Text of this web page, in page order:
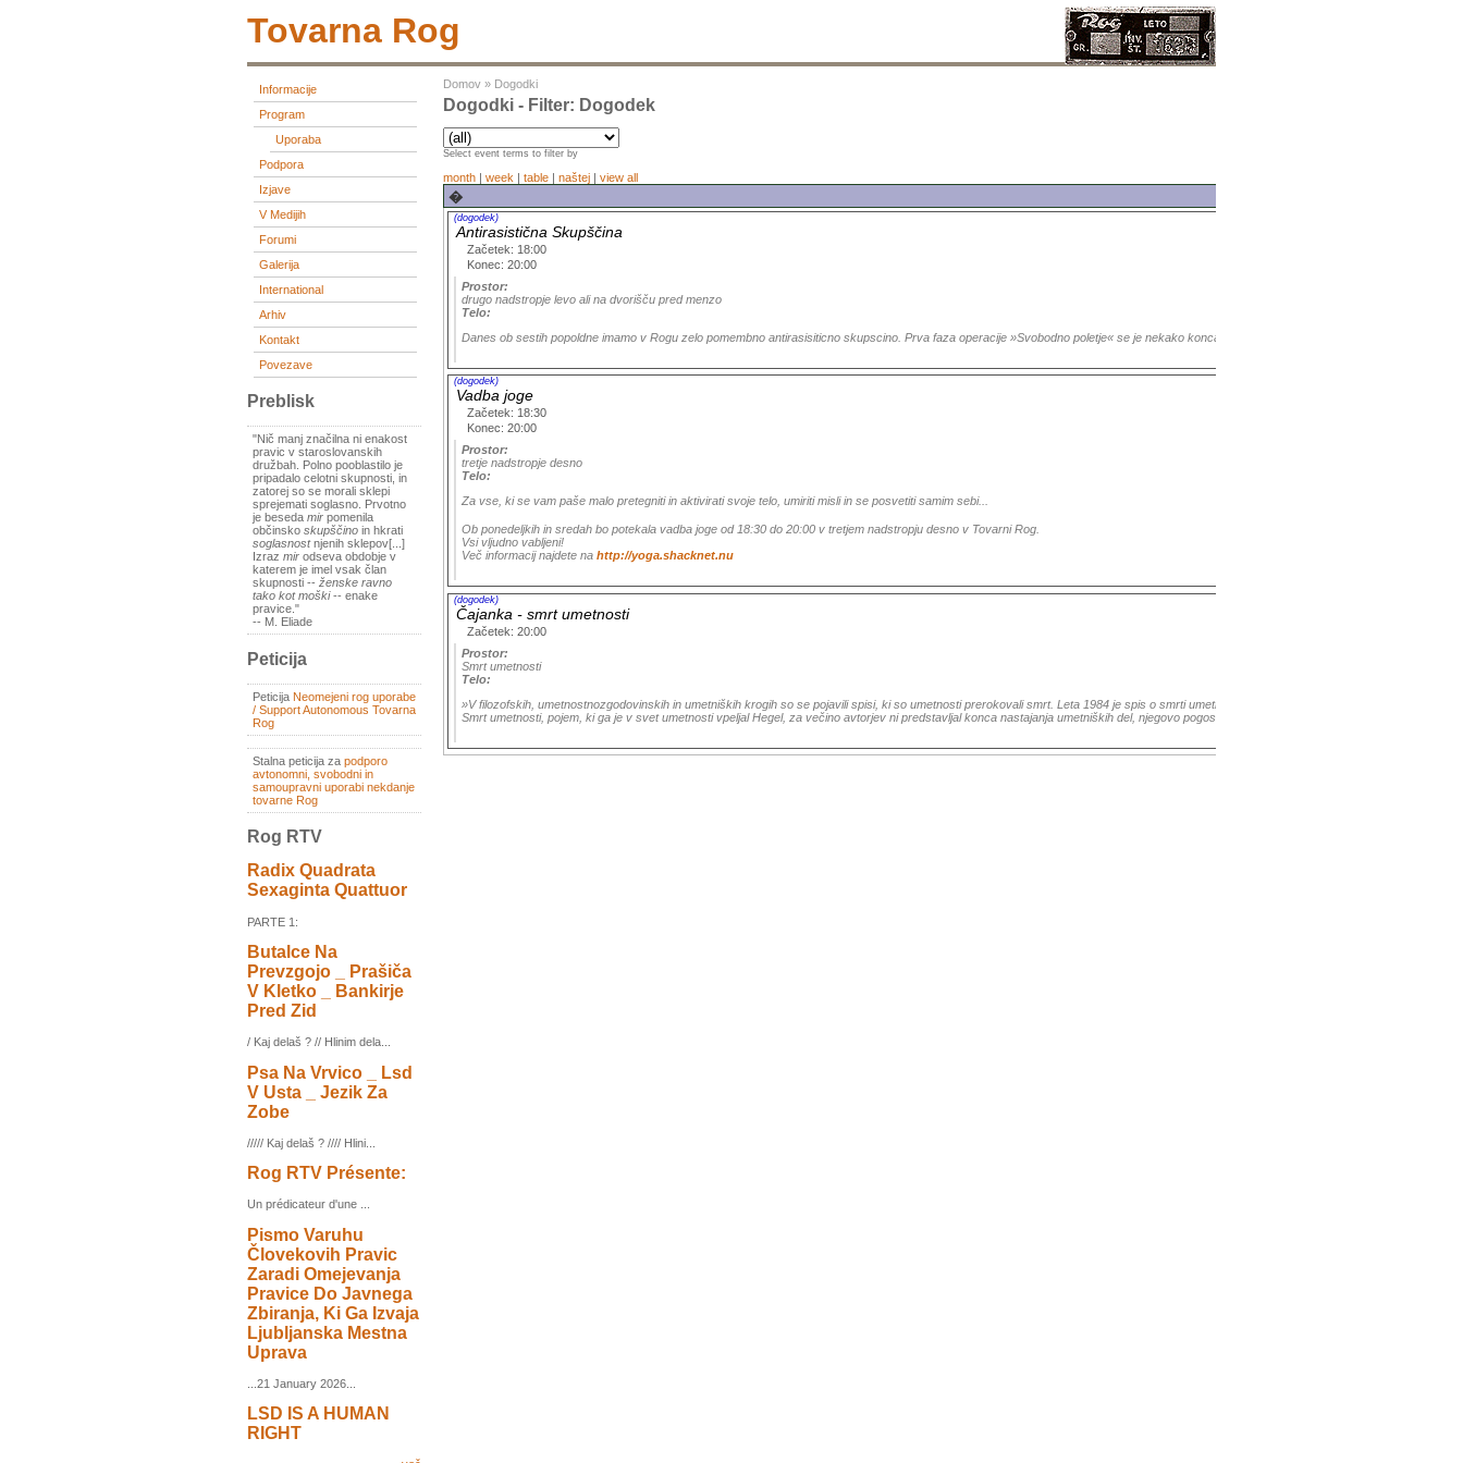
Tovarna Rog
Informacije
Program
Uporaba
Podpora
Izjave
V Medijih
Forumi
Galerija
International
Arhiv
Kontakt
Povezave
Preblisk
"Nič manj značilna ni enakost
pravic v staroslovanskih
družbah. Polno pooblastilo je
pripadalo celotni skupnosti, in
zatorej so se morali sklepi
sprejemati soglasno. Prvotno
je beseda mir pomenila
občinsko skupščino in hkrati
soglasnostnjenih sklepov[...]
Izraz mir odseva obdobje v
katerem je imel vsak član
skupnosti -- ženske ravno
tako kot moški-- enake
pravice."
-- M. Eliade
Peticija
Peticija Neomejeni rog uporabe
/ Support Autonomous Tovarna
Rog
Stalna peticija za podporo
avtonomni, svobodni in
samoupravni uporabi nekdanje
tovarne Rog
Rog RTV
Radix Quadrata
Sexaginta Quattuor
PARTE 1:
Butalce Na
Prevzgojo _ Prašiča
V Kletko _ Bankirje
Pred Zid
/ Kaj delaš ? // Hlinim dela...
Psa Na Vrvico _ Lsd
V Usta _ Jezik Za
Zobe
///// Kaj delaš ? //// Hlini...
Rog RTV Présente:
Un prédicateur d'une ...
Pismo Varuhu
Človekovih Pravic
Zaradi Omejevanja
Pravice Do Javnega
Zbiranja, Ki Ga Izvaja
Ljubljanska Mestna
Uprava
...21 January 2026...
LSD IS A HUMAN
RIGHT
Domov » Dogodki
Dogodki - Filter: Dogodek
Select event terms to filter by
month | week | table | naštej | view all
�
(dogodek)
Antirasistična Skupščina
Začetek: 18:00
Konec: 20:00
Prostor:
drugo nadstropje levo ali na dvorišču pred menzo
Telo:
Danes ob sestih popoldne imamo v Rogu zelo pomembno antirasisiticno skupscino. Prva faza operacije »Svobodno poletje« se je nekako koncala. Uspeli smo osvoboditi dva zaprta. Sedaj
(dogodek)
Vadba joge
Začetek: 18:30
Konec: 20:00
Prostor:
tretje nadstropje desno
Telo:
Za vse, ki se vam paše malo pretegniti in aktivirati svoje telo, umiriti misli in se posvetiti samim sebi...
Ob ponedeljkih in sredah bo potekala vadba joge od 18:30 do 20:00 v tretjem nadstropju desno v Tovarni Rog.
Vsi vljudno vabljeni!
Več informacij najdete na http://yoga.shacknet.nu
(dogodek)
Čajanka - smrt umetnosti
Začetek: 20:00
Prostor:
Smrt umetnosti
Telo:
»V filozofskih, umetnostnozgodovinskih in umetniških krogih so se pojavili spisi, ki so umetnosti prerokovali smrt. Leta 1984 je spis o smrti umetnosti izdal Arthur C. Danto in svoje
Smrt umetnosti, pojem, ki ga je v svet umetnosti vpeljal Hegel, za večino avtorjev ni predstavljal konca nastajanja umetniških del, njegovo pogosto pojavljanje v teoriji likovne oz. vizualne